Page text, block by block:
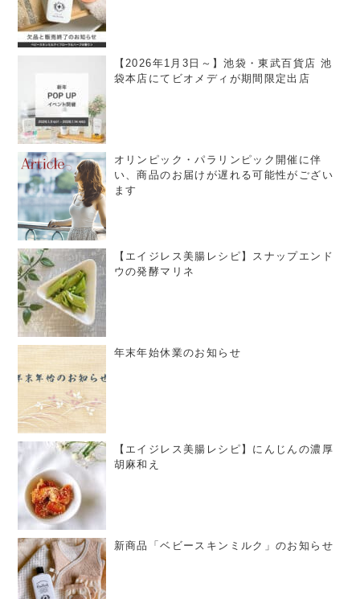
【2026年1月3日～】池袋・東武百貨店 池
袋本店にてビオメディが期間限定出店
オリンピック・パラリンピック開催に伴
い、商品のお届けが遅れる可能性がござい
ます
【エイジレス美腸レシピ】スナップエンド
ウの発酵マリネ
年末年始休業のお知らせ
【エイジレス美腸レシピ】にんじんの濃厚
胡麻和え
新商品「ベビースキンミルク」のお知らせ